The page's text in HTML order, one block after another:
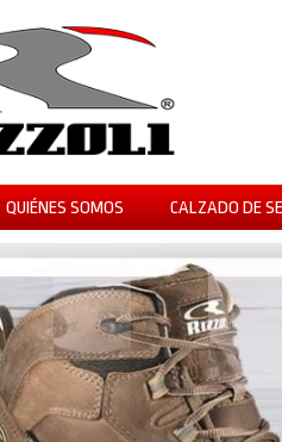
QUIÉNES SOMOS CALZADO DE